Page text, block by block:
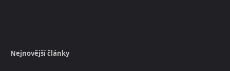
Nejnovější články